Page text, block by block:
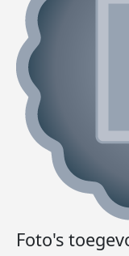
Foto's